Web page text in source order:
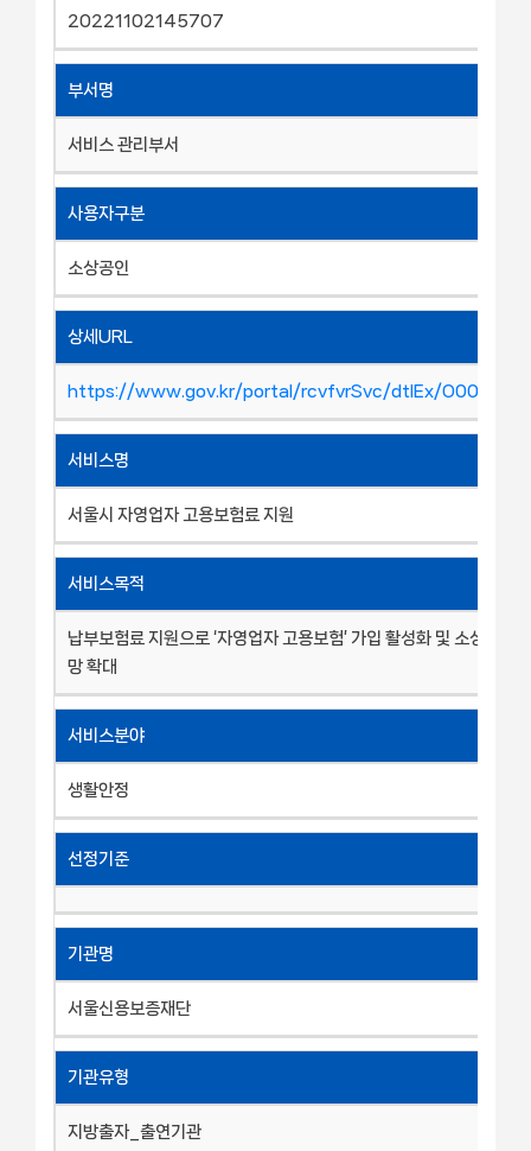
20221102145707
부서명
서비스 관리부서
사용자구분
소상공인
상세URL
https://www.gov.kr/portal/rcvfvrSvc/dtlEx/
서비스명
서울시 자영업자 고용보험료 지원
서비스목적
납부보험료 지원으로 ‘자영업자 고용보험’ 가입 활성화 및 소상공인
망 확대
서비스분야
생활안정
선정기준
기관명
서울신용보증재단
기관유형
지방출자_출연기관